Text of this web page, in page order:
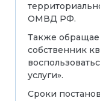
ОМВД РФ.
Также
собственник
услуги».
Сроки